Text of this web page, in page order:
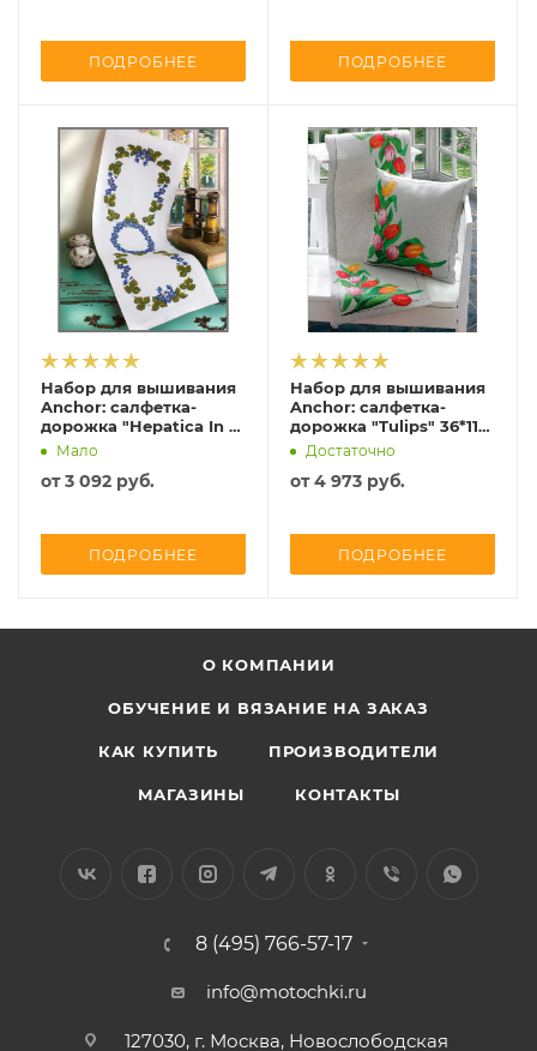
ПОДРОБНЕЕ ПОДРОБНЕЕ
Набор для вышивания
Anchor: салфетка-
дорожка "Hepatica In A
Ring", MEZ, 9240000-
Мало
от3 092 руб.
ПОДРОБНЕЕ
Набор для вышивания
Anchor: салфетка-
дорожка "Tulips" 36*112
см, MEZ, 9240000-02104
Достаточно
от4 973 руб.
ПОДРОБНЕЕ
О КОМПАНИИ
ОБУЧЕНИЕ И ВЯЗАНИЕ НА ЗАКАЗ
КАК КУПИТЬ ПРОИЗВОДИТЕЛИ
МАГАЗИНЫ КОНТАКТЫ
8 (495) 766-57-17
info@motochki.ru
127030, г. Москва, Новослободская